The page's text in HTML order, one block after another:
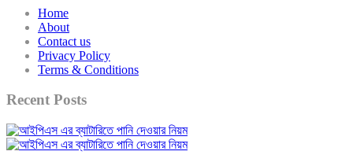
Home
About
Contact us
Privacy Policy
Terms & Conditions
Recent Posts